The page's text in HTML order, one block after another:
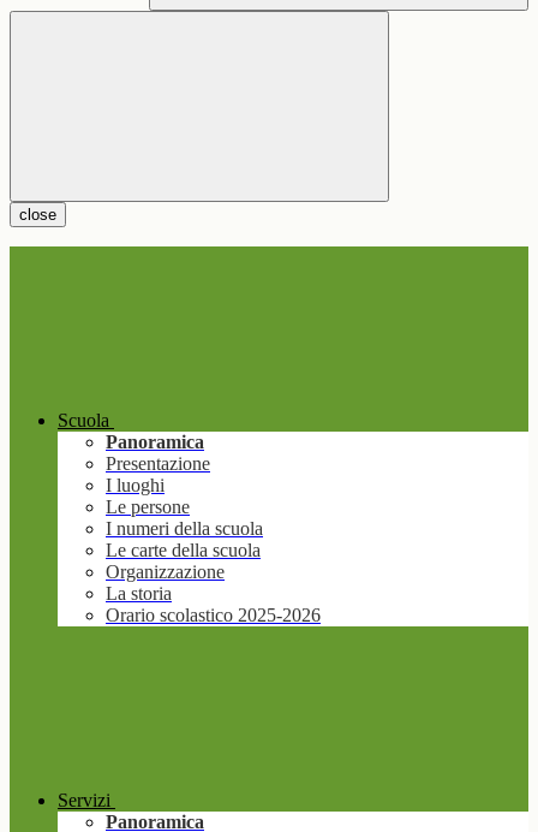
close
Scuola
Panoramica
Presentazione
I luoghi
Le persone
I numeri della scuola
Le carte della scuola
Organizzazione
La storia
Orario scolastico 2025-2026
Servizi
Panoramica